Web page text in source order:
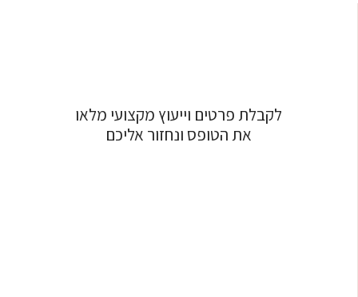
לקבלת פרטים וייעוץ מקצועי מלאו
את הטופס ונחזור אליכם